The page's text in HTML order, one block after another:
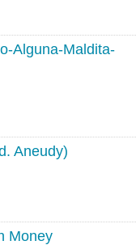
Alguna-Maldita-
Aneudy)
Money